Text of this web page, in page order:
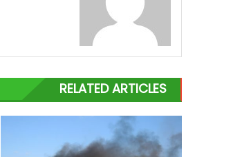
RELATED ARTICLES